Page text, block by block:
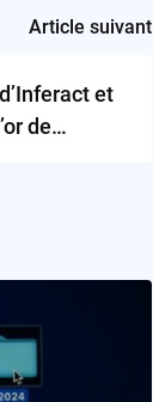
Article suivant
et
de